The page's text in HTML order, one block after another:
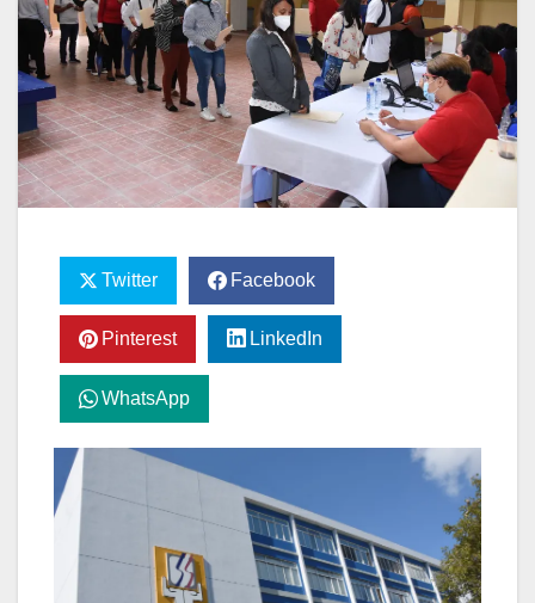
Twitter Facebook
Pinterest LinkedIn
WhatsApp